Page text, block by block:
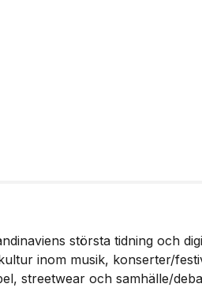
största tidning och
inom musik, konserter/
streetwear och samhälle/